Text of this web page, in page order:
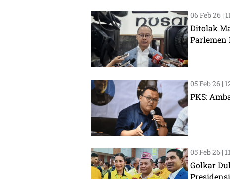
06 Feb 26 |
Ditolak
Parlemen
05 Feb 26 |
PKS:
05 Feb 26 |
Golkar